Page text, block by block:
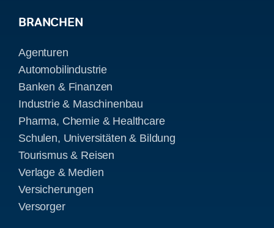
BRANCHEN
Agenturen
Automobilindustrie
Banken & Finanzen
Industrie & Maschinenbau
Pharma, Chemie & Healthcare
Schulen, Universitäten & Bildung
Tourismus & Reisen
Verlage & Medien
Versicherungen
Versorger